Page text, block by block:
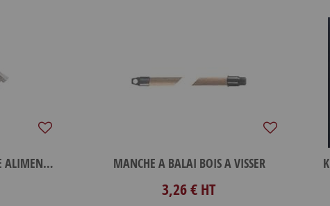
BROSSE A MAIN PLASTIQUE ALIMENTAIRE MANCHE A BALAI BOIS A VISSER
3,26 € HT